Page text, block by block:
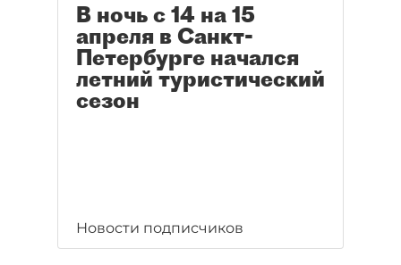
В ночь с 14 на 15
апреля в Санкт-
Петербурге начался
летний туристический
сезон
Новости подписчиков